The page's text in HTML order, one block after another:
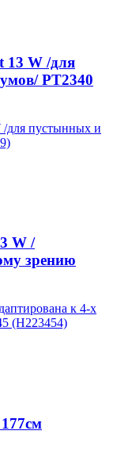
13 W /для
PT2340
W /
зрению